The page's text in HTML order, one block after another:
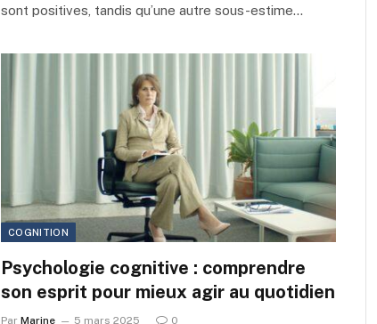
sont positives, tandis qu’une autre sous-estime…
COGNITION
Psychologie cognitive : comprendre
son esprit pour mieux agir au quotidien
Par Marine 5 mars 2025 0